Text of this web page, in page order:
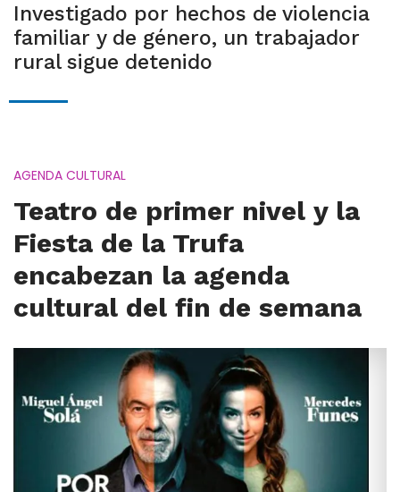
Investigado por hechos de violencia
familiar y de género, un trabajador
rural sigue detenido
AGENDA CULTURAL
Teatro de primer nivel y la
Fiesta de la Trufa
encabezan la agenda
cultural del fin de semana